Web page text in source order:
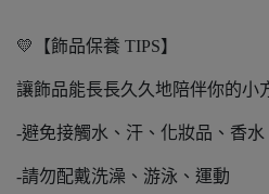
💛【飾品保養 TIPS】
讓飾品能長長久久地陪伴你的小
-避免接觸水、汗、化妝品、香
-請勿配戴洗澡、游泳、運動